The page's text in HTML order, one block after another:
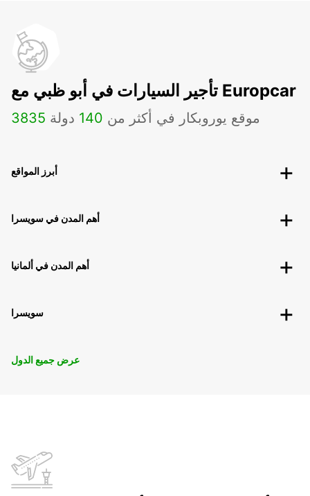
تأجير السيارات في أبو ظبي مع Europcar
3835 موقع يوروبكار في أكثر من 140 دولة
أبرز المواقع
أهم المدن في سويسرا
أهم المدن في ألمانيا
سويسرا
عرض جميع الدول